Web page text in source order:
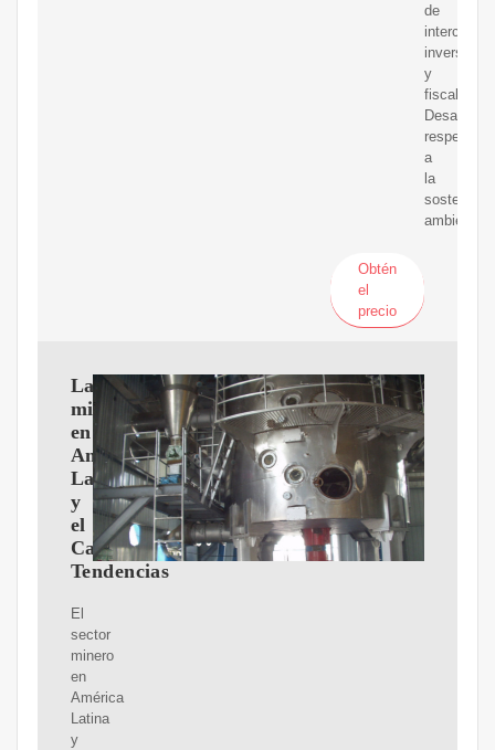
de
inversion
y
fiscalidad.
Desafios
respecto
a
la
ambiental.
Obtén
el
precio
La
minería
en
América
Latina
y
el
Caribe:
Tendencias
El
sector
minero
en
América
Latina
y